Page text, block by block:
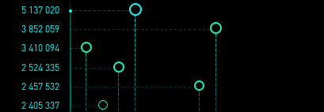
3 852 059
2 457 532
5 137 020
2 524 335
2 405 337
3 410 094